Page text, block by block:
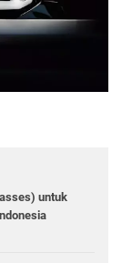
untuk